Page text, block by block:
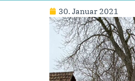
30. Januar 2021